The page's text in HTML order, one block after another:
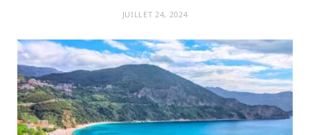
JUILLET 24, 2024